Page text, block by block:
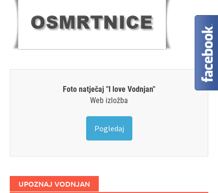
Foto natječaj "I love Vodnjan"
Web izložba
Pogledaj
UPOZNAJ VODNJAN